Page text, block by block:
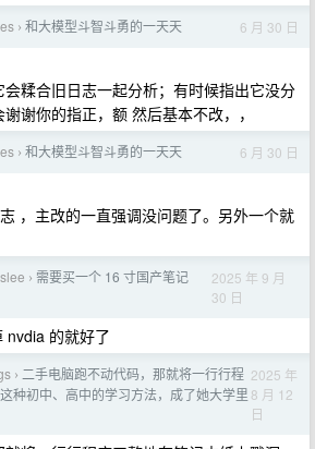
› 和大模型斗智斗勇的一天天 6 月 30 日
糅合旧日志一起分析；有时候指出它没分
谢你的指正，额 然后基本不改，，
› 和大模型斗智斗勇的一天天 6 月 30 日
，主改的一直强调没问题了。另外一个就
› 需要买一个 16 寸国产笔记
2025 年 9 月
30 日
nvdia 的就好了
› 二手电脑跑不动代码，那就将一行行程
种初中、高中的学习方法，成了她大学里
2025 年
8 月 12
日